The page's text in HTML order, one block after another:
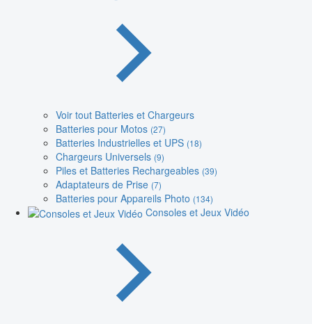
Voir tout Batteries et Chargeurs
Batteries pour Motos (27)
Batteries Industrielles et UPS (18)
Chargeurs Universels (9)
Piles et Batteries Rechargeables (39)
Adaptateurs de Prise (7)
Batteries pour Appareils Photo (134)
Consoles et Jeux Vidéo